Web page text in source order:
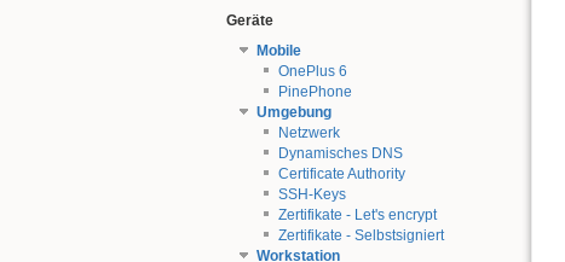
Geräte
Mobile
OnePlus 6
PinePhone
Umgebung
Netzwerk
Dynamisches DNS
Certificate Authority
SSH-Keys
Zertifikate - Let's encrypt
Zertifikate - Selbstsigniert
Workstation